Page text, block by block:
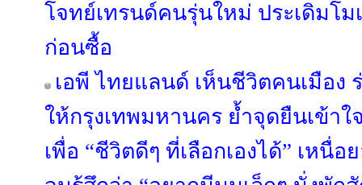
โจทย์เทรนด์คนรุ่นใหม่ ประเดิมโมเ
ก่อนซื้อ
เอพี ไทยแลนด์ เห็นชีวิตคนเมือง
ให้กรุงเทพมหานคร ย้ำจุดยืนเข้าใ
เพื่อ “ชีวิตดีๆ ที่เลือกเองได้” เหนื่